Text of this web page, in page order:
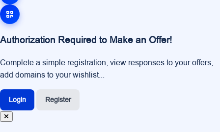
Authorization Required to Make an Offer!
Complete a simple registration, view responses to your offers,
add domains to your wishlist...
Login Register